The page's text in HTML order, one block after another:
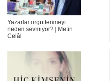
Yazarlar örgütlenmeyi
neden sevmiyor? | Metin
Celâl